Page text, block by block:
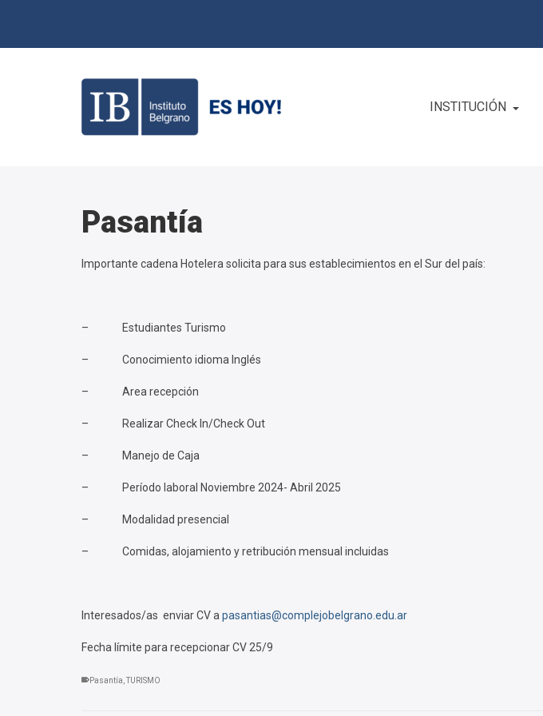
INSTITUCIÓN
Pasantía
Importante cadena Hotelera solicita para sus establecimientos en el Sur del país:
– Estudiantes Turismo
– Conocimiento idioma Inglés
– Area recepción
– Realizar Check In/Check Out
– Manejo de Caja
– Período laboral Noviembre 2024- Abril 2025
– Modalidad presencial
– Comidas, alojamiento y retribución mensual incluidas
Interesados/as enviar CV a pasantias@complejobelgrano.edu.ar
Fecha límite para recepcionar CV 25/9
Pasantía ,TURISMO